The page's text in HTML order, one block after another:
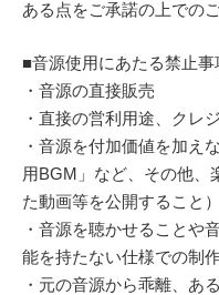
ある点をご承諾の上での
■音源使用にあたる禁止事
・音源の直接販売
・直接の営利用途、クレ
・音源を付加価値を加え
用BGM」など、その他、
た動画等を公開すること）
・音源を聴かせることや
能を持たない仕様での制
・元の音源から乖離、あ